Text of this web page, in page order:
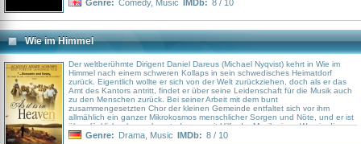
Genre: Comedy, Music IMDb: 8 / 10
Wie im Himmel
Der weltberühmte Dirigent Daniel Dareus (Michael Nyqvist) kehrt in Wie im
Himmel nach einem schweren Kollaps in sein schwedisches Heimatdorf
zurück. Eigentlich wollte er sich von der Welt zurückziehen, doch als er das
Amt des Kantors antritt, findet er über seine Leidenschaft für die Musik auch
zu den Menschen zurück. Bei seiner Arbeit mit dem bunt
zusammengesetzten Chor der kleinen Gemeinde entfaltet sich vor ihm
allmählich ein ganzer Mikrokosmos menschlicher Sorgen und Nöte, und er ist
überglücklich, als er erkennt, dass er mit Hilfe der Musik einen Weg in die
Herzen der anderen findet. Das ist die Erfüllung seines Traums, mit dem er
Genre: Drama Music IMDb: 8 / 10